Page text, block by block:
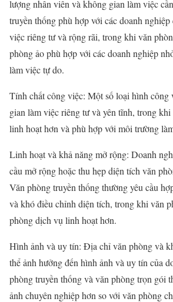
lượng nhân viên và không gian làm việc
truyền thống phù hợp với các doanh
việc riêng tư và rộng rãi, trong khi văn
phòng ảo phù hợp với các doanh nghiệp
làm việc tự do.
Tính chất công việc: Một số loại hình
gian làm việc riêng tư và yên tĩnh, trong
linh hoạt hơn và phù hợp với môi trường
Linh hoạt và khả năng mở rộng: Doanh
cầu mở rộng hoặc thu hẹp diện tích văn
Văn phòng truyền thống thường yêu cầu
và khó điều chỉnh diện tích, trong khi văn
phòng dịch vụ linh hoạt hơn.
Hình ảnh và uy tín: Địa chỉ văn phòng và
thể ảnh hưởng đến hình ảnh và uy tín của
phòng truyền thống và văn phòng trọn gói
ảnh chuyên nghiệp hơn so với văn phòng